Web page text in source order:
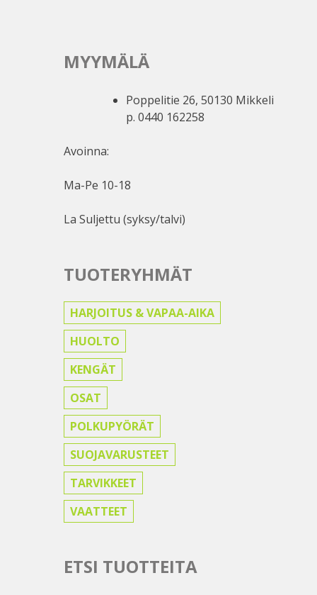
MYYMÄLÄ
Poppelitie 26, 50130 Mikkeli
p. 0440 162258
Avoinna:
Ma-Pe 10-18
La Suljettu (syksy/talvi)
TUOTERYHMÄT
HARJOITUS & VAPAA-AIKA
HUOLTO
KENGÄT
OSAT
POLKUPYÖRÄT
SUOJAVARUSTEET
TARVIKKEET
VAATTEET
ETSI TUOTTEITA